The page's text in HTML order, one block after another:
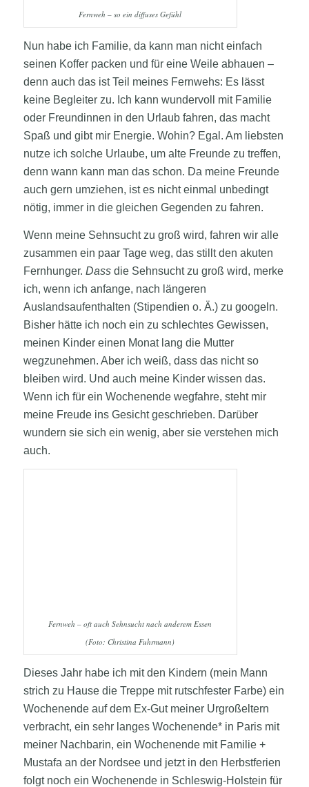
Fernweh – so ein diffuses Gefühl
Nun habe ich Familie, da kann man nicht einfach
seinen Koffer packen und für eine Weile abhauen –
denn auch das ist Teil meines Fernwehs: Es lässt
keine Begleiter zu. Ich kann wundervoll mit Familie
oder Freundinnen in den Urlaub fahren, das macht
Spaß und gibt mir Energie. Wohin? Egal. Am liebsten
nutze ich solche Urlaube, um alte Freunde zu treffen,
denn wann kann man das schon. Da meine Freunde
auch gern umziehen, ist es nicht einmal unbedingt
nötig, immer in die gleichen Gegenden zu fahren.
Wenn meine Sehnsucht zu groß wird, fahren wir alle
zusammen ein paar Tage weg, das stillt den akuten
Fernhunger. Dassdie Sehnsucht zu groß wird, merke
ich, wenn ich anfange, nach längeren
Auslandsaufenthalten (Stipendien o. Ä.) zu googeln.
Bisher hätte ich noch ein zu schlechtes Gewissen,
meinen Kinder einen Monat lang die Mutter
wegzunehmen. Aber ich weiß, dass das nicht so
bleiben wird. Und auch meine Kinder wissen das.
Wenn ich für ein Wochenende wegfahre, steht mir
meine Freude ins Gesicht geschrieben. Darüber
wundern sie sich ein wenig, aber sie verstehen mich
auch.
Fernweh – oft auch Sehnsucht nach anderem Essen
(Foto: Christina Fuhrmann)
Dieses Jahr habe ich mit den Kindern (mein Mann
strich zu Hause die Treppe mit rutschfester Farbe) ein
Wochenende auf dem Ex-Gut meiner Urgroßeltern
verbracht, ein sehr langes Wochenende* in Paris mit
meiner Nachbarin, ein Wochenende mit Familie +
Mustafa an der Nordsee und jetzt in den Herbstferien
folgt noch ein Wochenende in Schleswig-Holstein für